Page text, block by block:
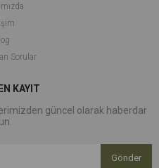
Sorular
KAYIT
güncel olarak haberdar
Gönder